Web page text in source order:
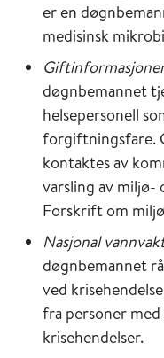
er en
medisinsk
døgnbemannet
helsepersonell
forgiftningsfare.
kontaktes av
varsling av miljø-
Forskrift om
Nasjonal
døgnbemannet
ved
fra personer
krisehendelser.